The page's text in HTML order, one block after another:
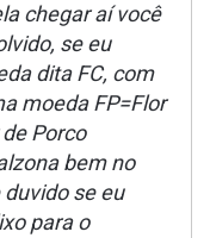
chegar aí você
se eu
dita FC, com
moeda FP=Flor
Porco
bem no
se eu
para o